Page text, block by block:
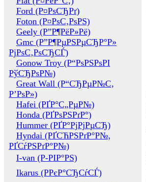
Ford (Р¤РѕСЂРґ)
Foton (Р¤РѕС‚РѕРЅ)
Geely (Р”Р¶РёР»Рё)
Gmc (Р”Р¶РµРЅРµСЂР°Р»
РјРѕС‚РѕСЂСЃ)
Gonow Troy (Р“РѕРЅРѕРІ
РўСЂРѕР№)
Great Wall (Р“СЂРµР№С‚
Р’РѕР»)
Hafei (РҐР°С„РµР№)
Honda (РҐРѕРЅРґР°)
Hummer (РҐР°РјРјРµСЂ)
Hyndai (РҐСЋРЅРґР°Р№,
РҐСѓРЅРґР°Р№)
I-van (Р-РІР°РЅ)
Ikarus (РРєР°СЂСѓСЃ)